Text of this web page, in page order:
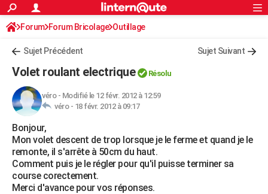
ACTUALITÉS
Politique
Société
Faits Divers
Education
Monde
Villes
+
FINANCE
Retraite
Impôts
Epargne
Immobilier
Risques naturels par ville
Banque
Assurance
Crédit
AUTO
Essais
Réserver un essai
Citadines
Berlines
SUV
Forum auto
+HIGH-TECH
Mobiles
Meilleur smartphone
Internet
Ordinateurs
Jeux vidéo
Guide high-tech
+BRICOLAGE
Forum
Aménagement intérieur
Extérieur
Cuisine
Salle de bains
Jardinage
Rangement
WEEK-END
S'inscrire
Connexion
Forum Forum Bricolage Outillage
Sujet Précédent Sujet Suivant
Volet roulant electrique Résolu
véro- Modifié le 12 févr. 2012 à 12:59
véro - 18 févr. 2012 à 09:17
Bonjour,
Mon volet descent de trop lorsque je le ferme et quand je le
remonte, il s'arrête à 50cm du haut.
Comment puis je le régler pour qu'il puisse terminer sa
course corectement.
Merci d'avance pour vos réponses.